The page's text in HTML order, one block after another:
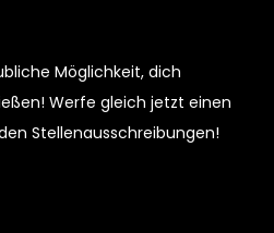
Möglichkeit, dich
Werfe gleich jetzt einen
Stellenausschreibungen!